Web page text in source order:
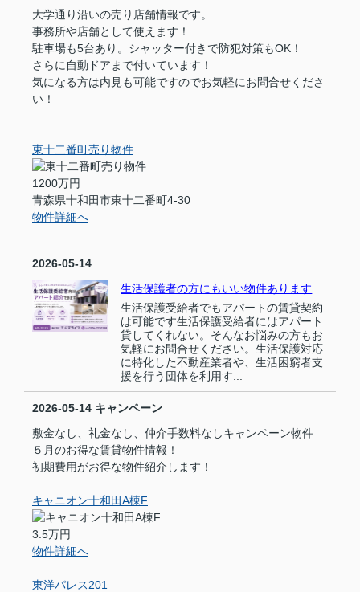
大学通り沿いの売り店舗情報です。
事務所や店舗として使えます！
駐車場も5台あり。シャッター付きで防犯対策もOK！
さらに自動ドアまで付いています！
気になる方は内見も可能ですのでお気軽にお問合せくださ
い！
東十二番町売り物件
1200万円
青森県十和田市東十二番町4-30
物件詳細へ
2026-05-14
生活保護者の方にもいい物件あります
生活保護受給者でもアパートの賃貸契約
は可能です生活保護受給者にはアパート
貸してくれない。そんなお悩みの方もお
気軽にお問合せください。生活保護対応
に特化した不動産業者や、生活困窮者支
援を行う団体を利用す...
2026-05-14 キャンペーン
敷金なし、礼金なし、仲介手数料なしキャンペーン物件
５月のお得な賃貸物件情報！
初期費用がお得な物件紹介します！
キャニオン十和田A棟F
3.5万円
物件詳細へ
東洋パレス201